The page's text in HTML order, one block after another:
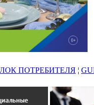
ПОТРЕБИТЕЛЯ ¦